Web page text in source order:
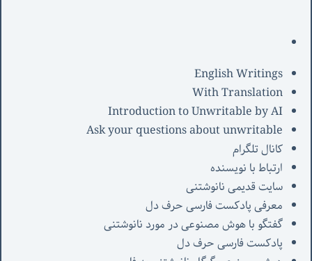
English Writings
With Translation
Introduction to Unwritable by AI
Ask your questions about unwritable
کانال تلگرام
ارتباط با نویسنده
سایت قدیمی نانوشتنی
معرفی پادکست فارسی حرف دل
گفتگو با هوش مصنوعی در مورد نانوشتنی
پادکست فارسی حرف دل